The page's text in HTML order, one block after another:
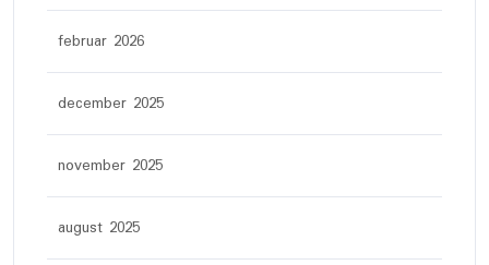
februar 2026
december 2025
november 2025
august 2025